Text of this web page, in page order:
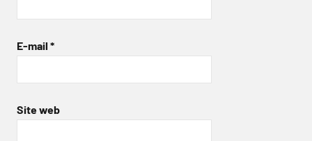
E-mail *
Site web